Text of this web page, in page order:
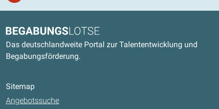
Begabungslotse
Das deutschlandweite Portal zur Talententwicklung und
Begabungsförderung.
Sitemap
Angebotssuche